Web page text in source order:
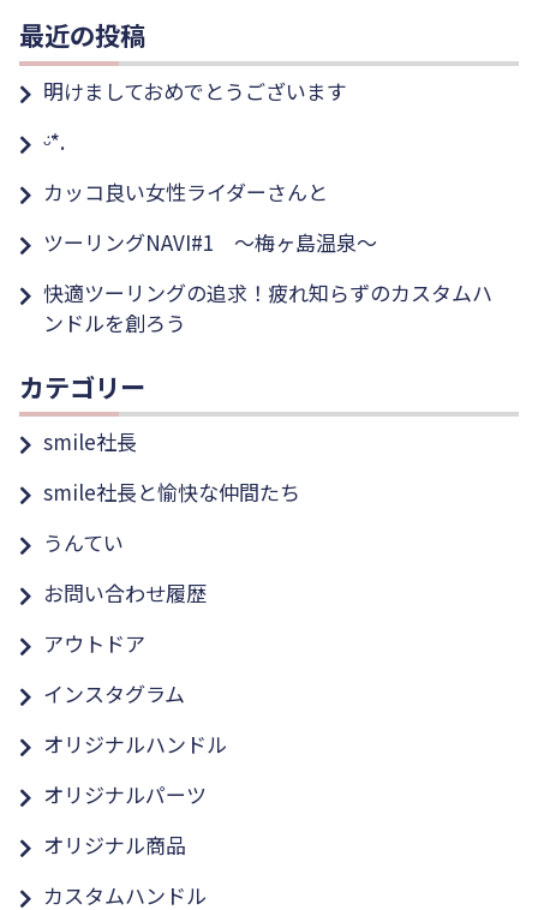
最近の投稿
明けましておめでとうございます
ᵕ̈*.
カッコ良い女性ライダーさんと
ツーリングNAVI#1 ～梅ヶ島温泉～
快適ツーリングの追求！疲れ知らずのカスタムハ
ンドルを創ろう
カテゴリー
smile社長
smile社長と愉快な仲間たち
うんてい
お問い合わせ履歴
アウトドア
インスタグラム
オリジナルハンドル
オリジナルパーツ
オリジナル商品
カスタムハンドル